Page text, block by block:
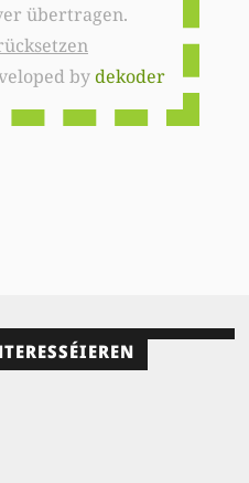
übertragen.
bydekoder